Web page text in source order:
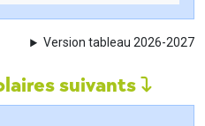
Version tableau 2026-2027
suivants